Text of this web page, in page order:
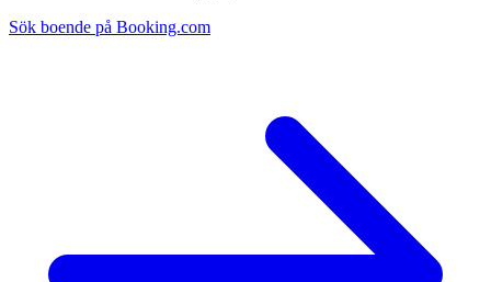
Sök boende på Booking.com